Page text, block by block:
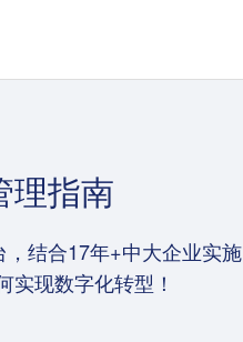
理指南
结合17年+中大企业实施
实现数字化转型！